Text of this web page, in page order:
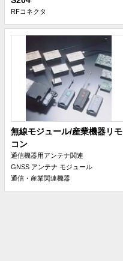
RFコネクタ
無線モジュール/産業機器リモ
コン
通信機器用アンテナ関連
GNSS アンテナ モジュール
通信・産業関連機器